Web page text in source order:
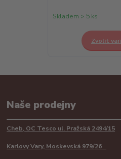
Skladem > 5 ks
Zvolit
Naše prodejny
Cheb, OC Tesco ul. Pražská 2494/15
Karlovy Vary, Moskevská 979/26